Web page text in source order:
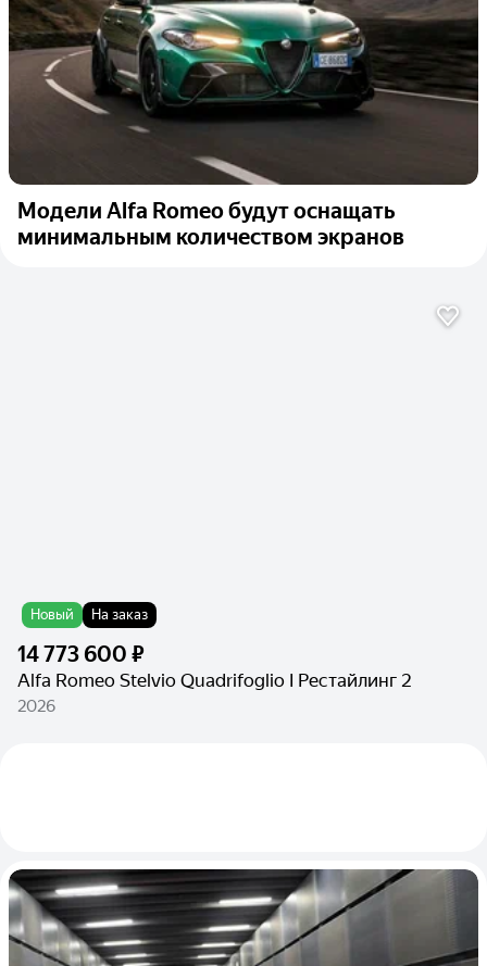
Модели Alfa Romeo будут оснащать
минимальным количеством экранов
Новый На заказ
14 773 600 ₽
Alfa Romeo Stelvio Quadrifoglio I Рестайлинг 2
2026